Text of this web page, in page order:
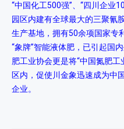
“中国化工500强”、“四川企业
园区内建有全球最大的三聚氰
生产基地，拥有50余项国家专
“象牌”智能液体肥，已引起国
肥工业协会更是将“中国氮肥
区内，促使川金象迅速成为中
企业。